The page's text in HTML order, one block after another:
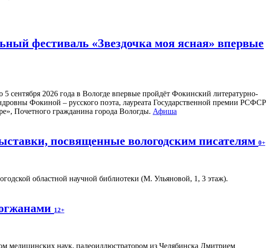
фестиваль «Звездочка моя ясная» впервые
5 сентября 2026 года в Вологде впервые пройдёт Фокинский литературно-
Фокиной – русского поэта, лауреата Государственной премии РСФСР
Почетного гражданина города Вологды. Афиша
посвященные вологодским писателям 0+
областной научной библиотеки (М. Ульяновой, 1, 3 этаж).
12+
медицинских наук, палеоиллюстратором из Челябинска Дмитрием